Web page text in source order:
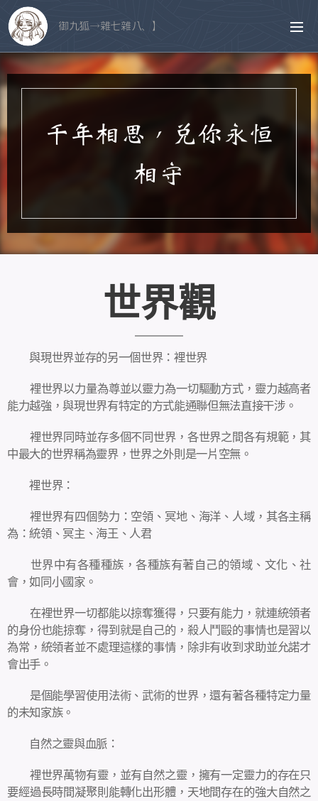
御九狐→雜七雜八、】
千年相思，兌你永恆
相守
世界觀
與現世界並存的另一個世界：裡世界
裡世界以力量為尊並以靈力為一切驅動方式，靈力越高者
能力越強，與現世界有特定的方式能通聯但無法直接干涉。
裡世界同時並存多個不同世界，各世界之間各有規範，其
中最大的世界稱為靈界，世界之外則是一片空無。
裡世界：
裡世界有四個勢力：空領、冥地、海洋、人域，其各主稱
為：統領、冥主、海王、人君
世界中有各種種族，各種族有著自己的領域、文化、社
會，如同小國家。
在裡世界一切都能以掠奪獲得，只要有能力，就連統領者
的身份也能掠奪，得到就是自己的，殺人鬥毆的事情也是習以
為常，統領者並不處理這樣的事情，除非有收到求助並允諾才
會出手。
是個能學習使用法術、武術的世界，還有著各種特定力量
的未知家族。
自然之靈與血脈：
裡世界萬物有靈，並有自然之靈，擁有一定靈力的存在只
要經過長時間凝聚則能轉化出形體，天地間存在的強大自然之